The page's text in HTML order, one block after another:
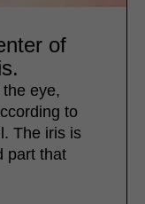
of
eye,
to
The iris is
part that